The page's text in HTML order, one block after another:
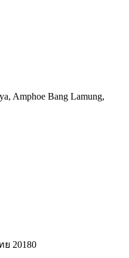
Amphoe Bang Lamung,
ย 20180